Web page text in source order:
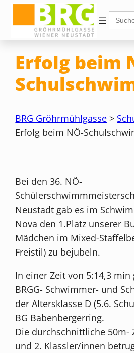
Inhalt
springen
for:
Erfolg beim
BRG Gröhrmühlgasse >
Erfolg beim NÖ-
Bei den 36. NÖ-
Neustadt gab es im
Nova den 1.Platz unserer
Mädchen im Mixed-
Freistil) zu bejubeln.
In einer Zeit von 5:14,3
BRGG- Schwimmer- und
der Altersklasse D (5.6.
BG Babenbergerring.
Die durchschnittliche 50m-
und 2. Klassler/innen